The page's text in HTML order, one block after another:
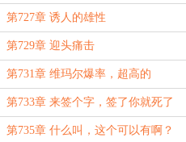
第727章 诱人的雄性
第729章 迎头痛击
第731章 维玛尔爆率，超高的
第733章 来签个字，签了你就死了
第735章 什么叫，这个可以有啊？